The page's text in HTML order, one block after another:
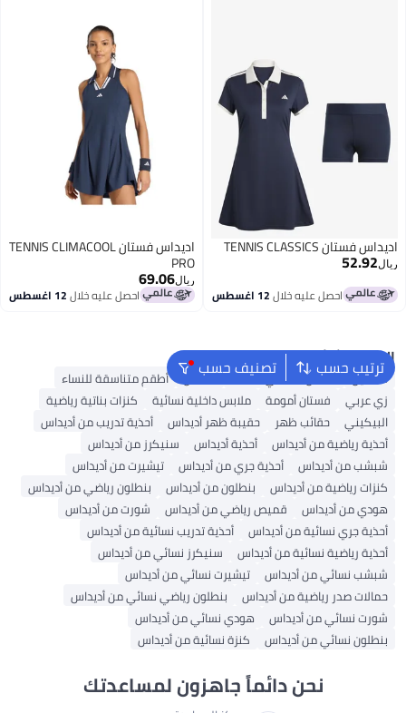
اديداس فستان TENNIS CLASSICS
ريال52.92
احصل عليه خلال12 اغسطس
اديداس فستان TENNIS CLIMACOOL
PRO
ريال69.06
احصل عليه خلال12 اغسطس
ترتيب حسب تصنيف حسب البحث الشائع
فساتين فستان ماكسي للنساء قفطان
أطقم متناسقة للنساء
زي عربي
فستان أمومة ملابس داخلية نسائية
كنزات بناتية رياضية
البيكيني
حقائب ظهر حقيبة ظهر أديداس
أحذية تدريب من أديداس
أحذية رياضية من أديداس
أحذية أديداس
سنيكرز من أديداس
شبشب من أديداس
أحذية جري من أديداس
تيشيرت من أديداس
كنزات رياضية من أديداس
بنطلون من أديداس
بنطلون رياضي من أديداس
هودي من أديداس
قميص رياضي من أديداس
شورت من أديداس
أحذية جري نسائية من أديداس
أحذية تدريب نسائية من أديداس
أحذية رياضية نسائية من أديداس
سنيكرز نسائي من أديداس
شبشب نسائي من أديداس
تيشيرت نسائي من أديداس
حمالات صدر رياضية من أديداس
بنطلون رياضي نسائي من أديداس
شورت نسائي من أديداس
هودي نسائي من أديداس
بنطلون نسائي من أديداس
كنزة نسائية من أديداس
نحن دائماً جاهزون لمساعدتك